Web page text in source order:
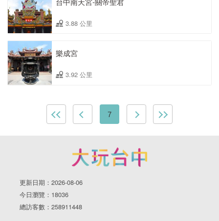
3.88 公里
樂成宮
3.92 公里
7
更新日期：2026-08-06
今日瀏覽：18036
總訪客數：258911448